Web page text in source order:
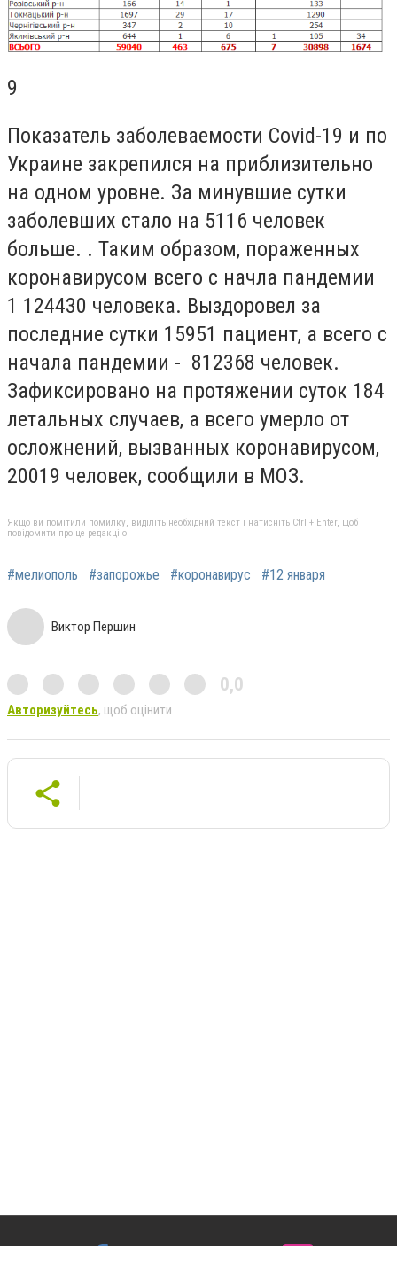
9
Показатель заболеваемости Covid-19 и по
Украине закрепился на приблизительно
на одном уровне. За минувшие сутки
заболевших стало на 5116 человек
больше. . Таким образом, пораженных
коронавирусом всего с начла пандемии
1 124430 человека. Выздоровел за
последние сутки 15951 пациент, а всего с
начала пандемии - 812368 человек.
Зафиксировано на протяжении суток 184
летальных случаев, а всего умерло от
осложнений, вызванных коронавирусом,
20019 человек, сообщили в МОЗ.
Якщо ви помітили помилку, виділіть необхідний текст і натисніть Ctrl + Enter, щоб
повідомити про це редакцію
#мелиополь #запорожье #коронавирус #12 января
Виктор Першин
0,0
Авторизуйтесь, щоб оцінити